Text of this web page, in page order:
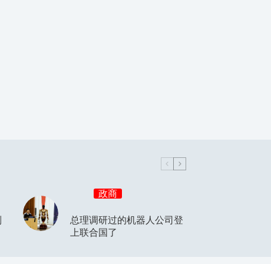
政商
总理调研过的机器人公司登
上联合国了